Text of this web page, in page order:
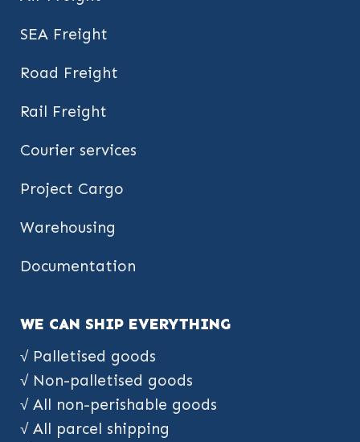
SEA Freight
Road Freight
Rail Freight
Courier services
Project Cargo
Warehousing
Documentation
WE CAN SHIP EVERYTHING
√ Palletised goods
√ Non-palletised goods
√ All non-perishable goods
√ All parcel shipping